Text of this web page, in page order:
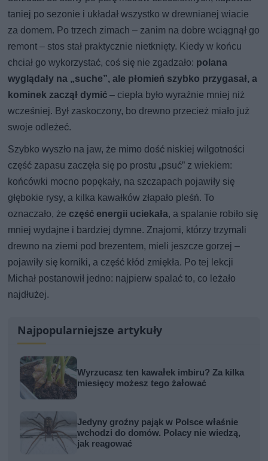
taniej po sezonie i układał wszystko w drewnianej wiacie
za domem. Po trzech zimach – zanim na dobre wciągnął go
remont – stos stał praktycznie nietknięty. Kiedy w końcu
chciał go wykorzystać, coś się nie zgadzało: polana
wyglądały na „suche”, ale płomień szybko przygasał, a
kominek zaczął dymić – ciepła było wyraźnie mniej niż
wcześniej. Był zaskoczony, bo drewno przecież miało już
swoje odleżeć.
Szybko wyszło na jaw, że mimo dość niskiej wilgotności
część zapasu zaczęła się po prostu „psuć” z wiekiem:
końcówki mocno popękały, na szczapach pojawiły się
głębokie rysy, a kilka kawałków złapało pleśń. To
oznaczało, że część energii uciekała, a spalanie robiło się
mniej wydajne i bardziej dymne. Znajomi, którzy trzymali
drewno na ziemi pod brezentem, mieli jeszcze gorzej –
pojawiły się korniki, a część kłód zmiękła. Po tej lekcji
Michał postanowił jedno: najpierw spalać to, co leżało
najdłużej.
Najpopularniejsze artykuły
Wyrzucasz ten kawałek imbiru? Za kilka
miesięcy możesz tego żałować
Jedyny groźny pająk w Polsce właśnie
wchodzi do domów. Polacy nie wiedzą,
jak reagować